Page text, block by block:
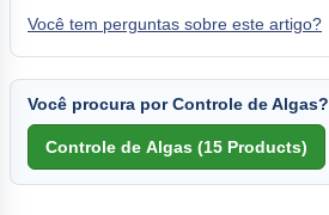
Você tem perguntas sobre este artigo?
Você procura por Controle de Algas?